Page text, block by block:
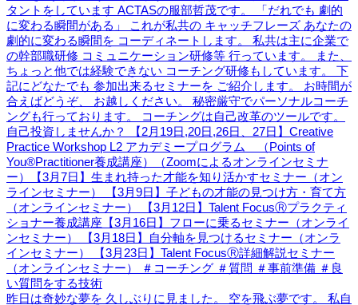
昨日は奇妙な夢を 久しぶりに見ました。 空を飛ぶ夢です。 私自